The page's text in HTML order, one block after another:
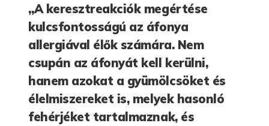
„A keresztreakciók megértése
kulcsfontosságú az áfonya
allergiával élők számára. Nem
csupán az áfonyát kell kerülni,
hanem azokat a gyümölcsöket és
élelmiszereket is, melyek hasonló
fehérjéket tartalmaznak, és